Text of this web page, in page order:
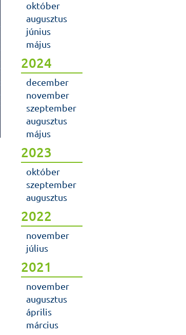
október
augusztus
június
május
2024
december
november
szeptember
augusztus
május
2023
október
szeptember
augusztus
2022
november
július
2021
november
augusztus
április
március